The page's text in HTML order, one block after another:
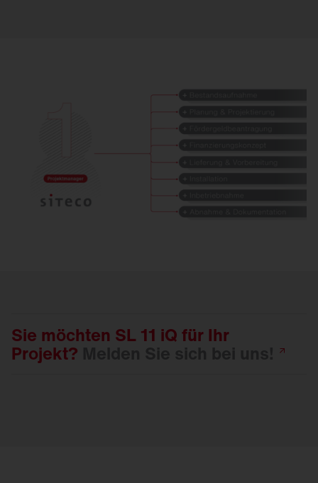
Sie möchten SL 11 iQ für Ihr
Projekt?